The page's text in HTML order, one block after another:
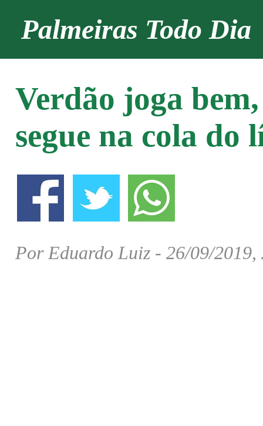
Palmeiras Todo Dia
Verdão joga
segue na cola do
Por Eduardo Luiz - 26/09/2019,